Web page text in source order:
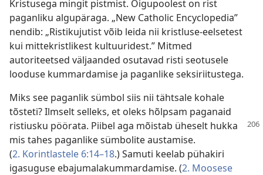
Kristusega mingit pistmist. Õigupoolest on rist
paganliku algupäraga. „New Catholic Encyclopedia”
nendib: „Ristikujutist võib leida nii kristluse-eelsetest
kui mittekristlikest kultuuridest.” Mitmed
autoriteetsed väljaanded osutavad risti seotusele
looduse kummardamise ja paganlike seksiriitustega.
Miks see paganlik sümbol siis nii tähtsale kohale
tõsteti? Ilmselt selleks, et oleks hõlpsam paganaid
ristiusku pöörata. Piibel aga mõistab üheselt hukka
mis tahes paganlike sümbolite austamise.
(2. Korintlastele 6:14–18.) Samuti keelab pühakiri
igasuguse ebajumalakummardamise. (2. Moosese